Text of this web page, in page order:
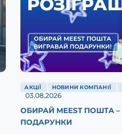
АКЦІЇ НОВИНИ КОМПАНІЇ
03.08.2026
ОБИРАЙ MEEST ПОШТА
ПОДАРУНКИ